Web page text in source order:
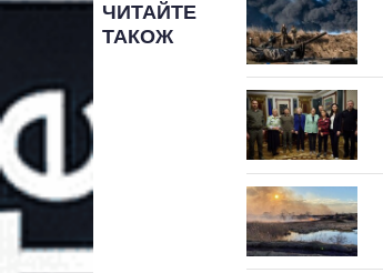
ЧИТАЙТЕ
ТАКОЖ